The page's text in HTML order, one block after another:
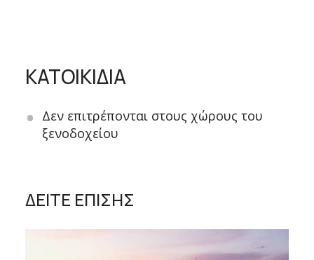
ΚΑΤΟΙΚΙΔΙΑ
Δεν επιτρέπονται στους χώρους του
ξενοδοχείου
ΔΕΙΤΕ ΕΠΙΣΗΣ